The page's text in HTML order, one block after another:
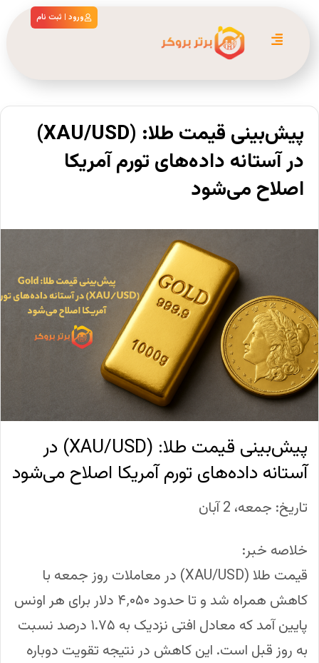
ورود | ثبت نام
پیش‌بینی قیمت طلا: (XAU/USD)
در آستانه داده‌های تورم آمریکا
اصلاح می‌شود
پیش‌بینی قیمت طلا: (XAU/USD) در
آستانه داده‌های تورم آمریکا اصلاح می‌شود
تاریخ: جمعه، 2 آبان
خلاصه خبر:
قیمت طلا (XAU/USD) در معاملات روز جمعه با
کاهش همراه شد و تا حدود ۴٬۰۵۰ دلار برای هر اونس
پایین آمد که معادل افتی نزدیک به ۱.۷۵ درصد نسبت
به روز قبل است. این کاهش در نتیجه تقویت دوباره